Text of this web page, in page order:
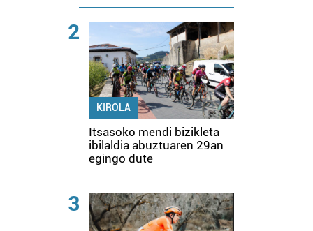
2
KIROLA
Itsasoko mendi bizikleta
ibilaldia abuztuaren 29an
egingo dute
3